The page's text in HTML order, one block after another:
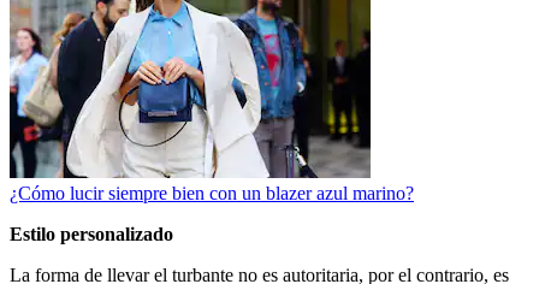
¿Cómo lucir siempre bien con un blazer azul marino?
Estilo personalizado
La forma de llevar el turbante no es autoritaria, por el contrario, es